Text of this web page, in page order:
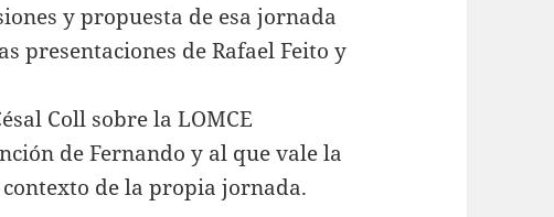
y propuesta de esa jornada
presentaciones de Rafael Feito y
Coll sobre la LOMCE
de Fernando y al que vale la
de la propia jornada.